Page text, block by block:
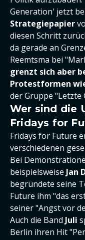
Generation' jetzt
Strategiepapier
diesen Schritt
da gerade an
Reemtsma bei
grenzt sich aber
Protestformen
der Gruppe "Letzte
Wer sind die
Fridays for
Fridays for Future
verschiedenen
Bei
beispielsweise Jan
begründete seine
Future ihm "das
seiner "Angst vor
Auch die Band Juli
Berlin ihren Hit